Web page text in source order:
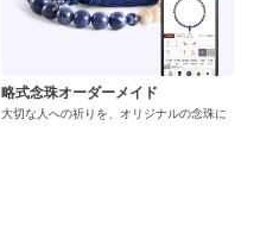
略式念珠オーダーメイド
大切な人への祈りを、オリジナルの念珠に